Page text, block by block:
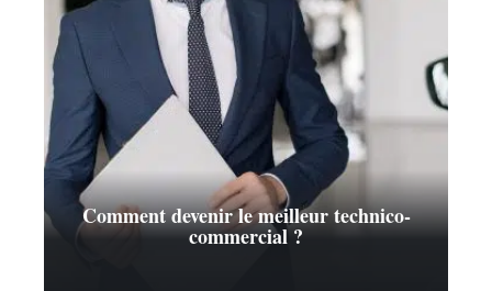
Comment devenir le meilleur technico-
commercial ?